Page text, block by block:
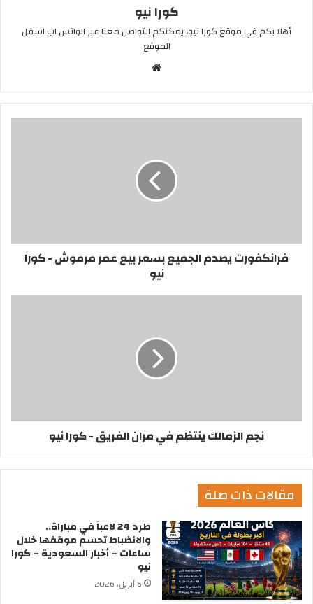
كورا نيو
أهلا بكم في موقع كورا نيو، يمكنكم التواصل معنا عبر الواتس اب اسفل
الموقع
فرانكفورت يصدم الجميع بسعر بيع عمر مرموش - كورا
نيو
نجم الزمالك ينتظم في مران الفريق - كورا نيو
مقالات ذات صلة
طرد 24 لاعباً في مباراة..
والانضباط تحسم موقفها خلال
ساعات – أخبار السعودية – كورا
نيو
6 أبريل، 2026